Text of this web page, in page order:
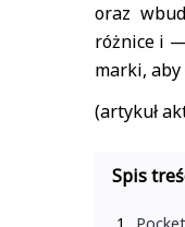
oraz
różnice i
marki, aby
(artykuł
Spis